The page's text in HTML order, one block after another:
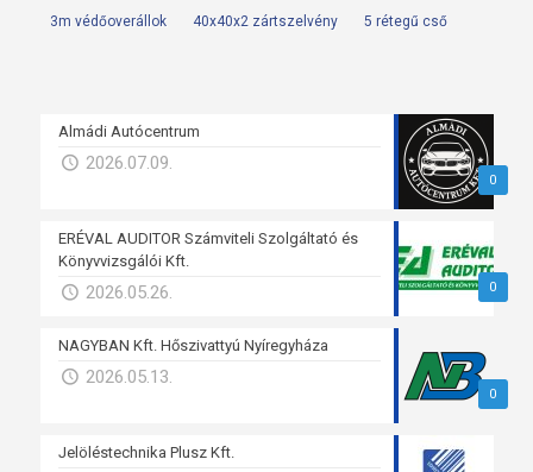
3m védőoverállok 40x40x2 zártszelvény 5 rétegű cső
0
Almádi Autócentrum
2026.07.09.
0
ERÉVAL AUDITOR Számviteli Szolgáltató és
Könyvvizsgálói Kft.
2026.05.26.
0
NAGYBAN Kft. Hőszivattyú Nyíregyháza
2026.05.13.
Jelöléstechnika Plusz Kft.